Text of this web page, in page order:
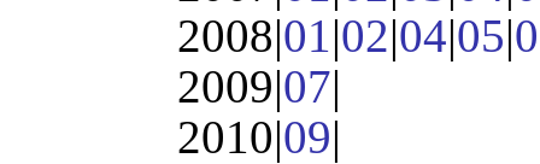
2008|01|02|04|05|
2009|07|
2010|09|